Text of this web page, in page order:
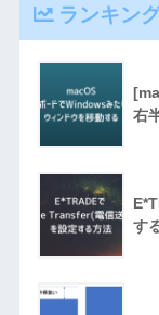
ランキン
右
す